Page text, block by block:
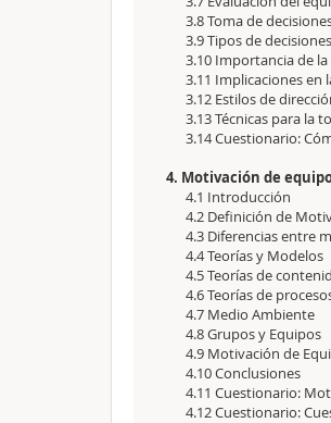
3.8 Toma de
3.9 Tipos de decisiones
3.10 Importancia de la
3.11 Implicaciones en
3.12 Estilos de
3.13 Técnicas para la
3.14 Cuestionario:
4. Motivación de
4.1 Introducción
4.2 Definición de
4.3 Diferencias entre
4.4 Teorías y Modelos
4.5 Teorías de
4.6 Teorías de
4.7 Medio Ambiente
4.8 Grupos y Equipos
4.9 Motivación de
4.10 Conclusiones
4.11 Cuestionario:
4.12 Cuestionario: